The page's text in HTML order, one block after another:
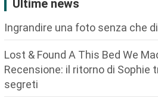
Ultime news
Ingrandire una foto senza che
Lost & Found A This Bed We
Recensione: il ritorno di Sophie
segreti